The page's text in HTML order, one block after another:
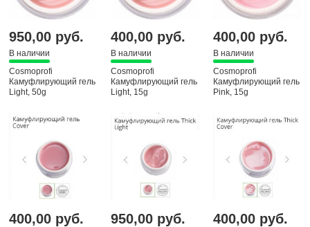
950,00 руб.
В наличии
Cosmoprofi
Камуфлирующий гель
Light, 50g
400,00 руб.
В наличии
Cosmoprofi
Камуфлирующий гель
Light, 15g
400,00 руб.
В наличии
Cosmoprofi
Камуфлирующий гель
Pink, 15g
400,00 руб. 950,00 руб. 400,00 руб.